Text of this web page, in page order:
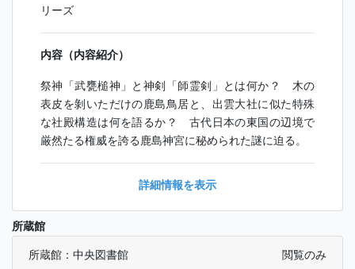
リーズ
内容（内容紹介）
祭神「武甕槌神」と神剣「師霊剣」とは何か？ 木の
表皮を剝いただけの鹿島鳥居と、出雲大社に似た特殊
な社殿構造は何を語るか？ 古代日本の東国の辺境で
厳然たる権威を誇る鹿島神宮に秘められた謎に迫る。
詳細情報を表示
所蔵館
所蔵館：中央図書館 閲覧のみ